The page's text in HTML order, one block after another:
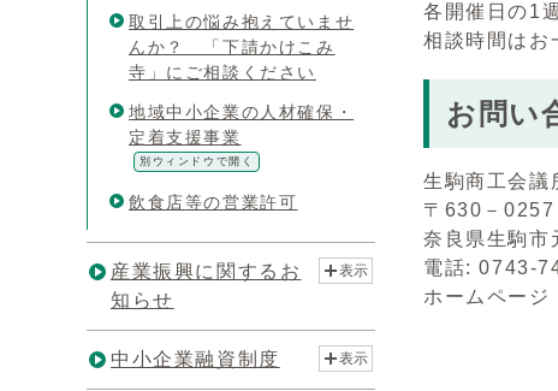
各開催⽇の1
相談時間はお
お問い
⽣駒商⼯会議
〒630－0257
奈良県⽣駒市
電話: 0743-
ホームページ
取引上の悩み抱えていませ
んか？ 「下請かけこみ
寺」にご相談ください
地域中小企業の人材確保・
定着支援事業
別ウィンドウで開く
飲食店等の営業許可
産業振興に関するお
知らせ
表示
中小企業融資制度 表示